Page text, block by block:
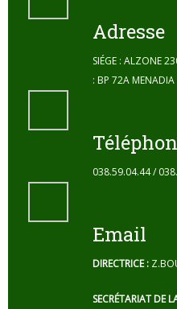
Adresse
SIÉGE : ALZONE
: BP 72A
038.59.04.44 /
Email
DIRECTRICE :
SECRÉTARIAT DE